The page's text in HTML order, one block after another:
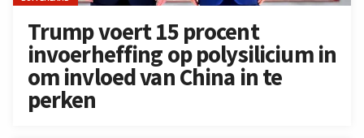
Trump voert 15 procent
invoerheffing op polysilicium in
om invloed van China in te
perken